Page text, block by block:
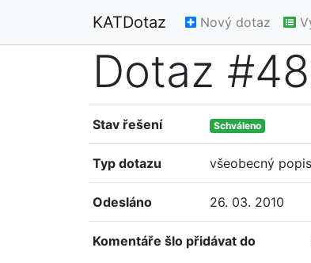
KATDotaz Nový dotaz
Dotaz
Stav řešení Schváleno
Typ dotazu všeobecný
Odesláno 26. 03. 2010
Komentáře šlo přidávat do